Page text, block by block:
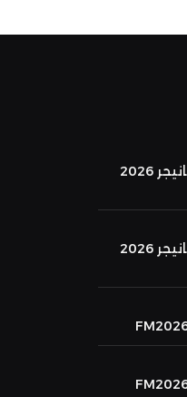
الان حصريا: برنامج اللغه العربيه فتبول مانيجر 2026
الان حصريا: برنامج اللغه العربيه فتبول مانيجر 2026